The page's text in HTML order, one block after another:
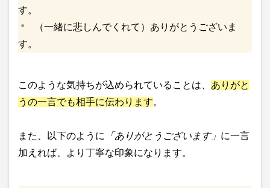
す。
（一緒に悲しんでくれて）ありがとうございま
す。
このような気持ちが込められていることは、 ありがと
うの一言でも相手に伝わります。
また、以下のように 「ありがとうございます」 に一言
加えれば、より丁寧な印象になります。